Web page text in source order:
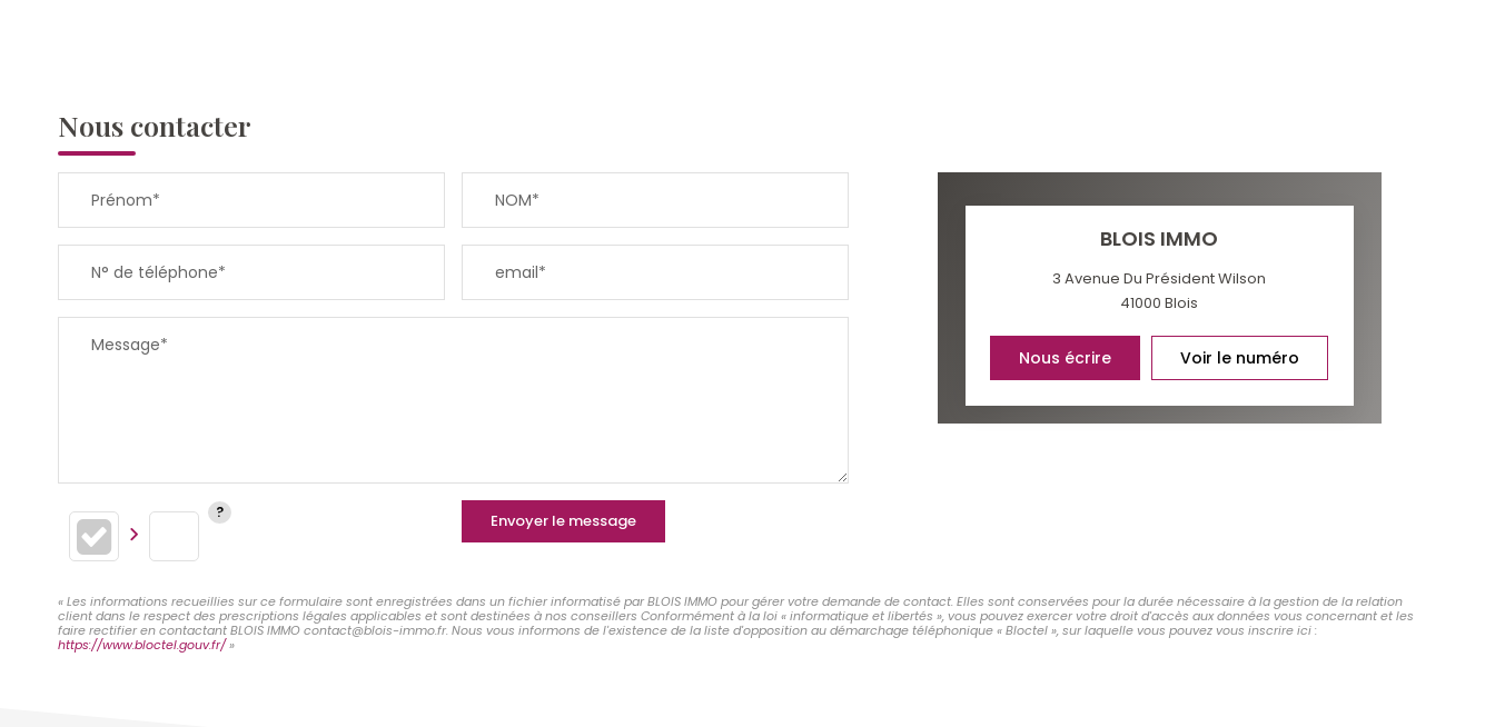
Nous contacter
Prénom* NOM*
N° de téléphone* email*
Message*
Envoyer le message
BLOIS IMMO
3 Avenue Du Président Wilson
41000Blois
Nous écrire Voir le numéro
« Les informations recueillies sur ce formulaire sont enregistrées dans un fichier informatisé par BLOIS IMMO pour gérer votre demande de contact. Elles sont conservées pour la durée nécessaire à la gestion de la relation
client dans le respect des prescriptions légales applicables et sont destinées à nos conseillers Conformément à la loi « informatique et libertés », vous pouvez exercer votre droit d'accès aux données vous concernant et les
faire rectifier en contactant BLOIS IMMO contact@blois-immo.fr. Nous vous informons de l'existence de la liste d'opposition au démarchage téléphonique « Bloctel », sur laquelle vous pouvez vous inscrire ici :
https://www.bloctel.gouv.fr/»